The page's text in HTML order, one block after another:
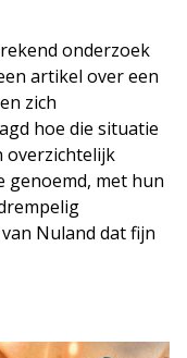
onderzoek
artikel over een
zich
hoe die situatie
overzichtelijk
genoemd, met hun
Nuland dat fijn